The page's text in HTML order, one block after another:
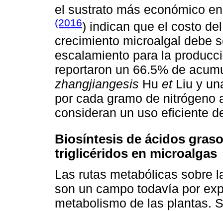
el sustrato más económico
(2016) indican que el costo
crecimiento microalgal debe
escalamiento para la
reportaron un 66.5% de
zhangjiangesis Hu etLiu y
por cada gramo de
consideran un uso eficiente
Biosíntesis de ácidos
triglicéridos en microalgas
Las rutas metabólicas sobre
son un campo todavía por
metabolismo de las plantas.